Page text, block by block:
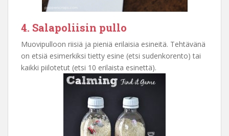
4. Salapoliisin pullo
Muovipulloon riisiä ja pieniä erilaisia esineitä. Tehtävänä
on etsiä esimerkiksi tietty esine (etsi sudenkorento) tai
kaikki piilotetut (etsi 10 erilaista esinettä).